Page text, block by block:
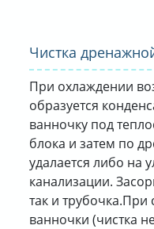
Чистка
При охлаждении
образуется
ванночку под
блока и затем по
удалается либо на
канализации.
так и
ванночки (чистка